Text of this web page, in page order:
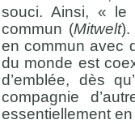
souci. Ainsi, « le
commun (Mitwelt).
en commun avec
du monde est
d’emblée, dès
compagnie
essentiellement